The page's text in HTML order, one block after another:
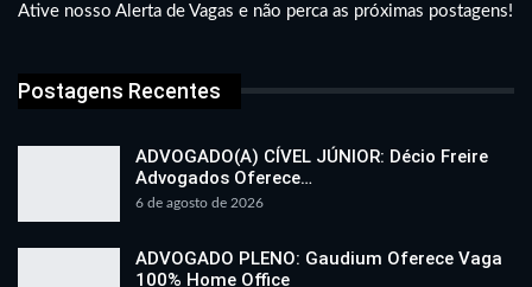
Ative nosso Alerta de Vagas e não perca as próximas postagens!
Postagens Recentes
ADVOGADO(A) CÍVEL JÚNIOR: Décio Freire
Advogados Oferece…
6 de agosto de 2026
ADVOGADO PLENO: Gaudium Oferece Vaga
100% Home Office